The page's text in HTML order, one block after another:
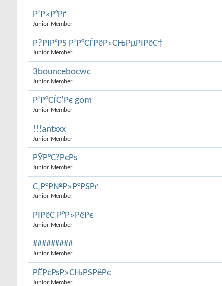
Р’Р»Р°Рґ
Junior Member
Р?РІР°РЅ Р’Р°СЃРёР»СЊРµРІРёС‡
Junior Member
3bouncebocwc
Junior Member
Р’Р°СЃС‘Рє gom
Junior Member
!!!antxxx
Junior Member
РЎР°С?РєРѕ
Junior Member
С‚Р°Р№Р»Р°РЅРґ
Junior Member
РІРёС‚Р°Р»РёРє
Junior Member
#########
Junior Member
РЁРєРѕР»СЊРЅРёРє
Junior Member